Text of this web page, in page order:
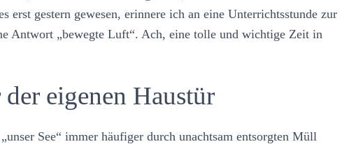
erst gestern gewesen, erinnere ich an eine Unterrichtsstunde zur
Antwort „bewegte Luft“. Ach, eine tolle und wichtige Zeit in
eigenen Haustür
See“ immer häufiger durch unachtsam entsorgten Müll